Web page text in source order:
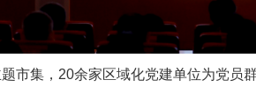
市集，20余家区域化党建单位为党员